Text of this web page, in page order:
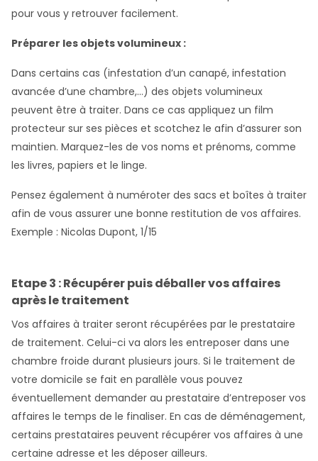
pour vous y retrouver facilement.
Préparer les objets volumineux :
Dans certains cas (infestation d’un canapé, infestation
avancée d’une chambre,...) des objets volumineux
peuvent être à traiter. Dans ce cas appliquez un film
protecteur sur ses pièces et scotchez le afin d’assurer son
maintien. Marquez-les de vos noms et prénoms, comme
les livres, papiers et le linge.
Pensez également à numéroter des sacs et boîtes à traiter
afin de vous assurer une bonne restitution de vos affaires.
Exemple : Nicolas Dupont, 1/15
Etape 3 : Récupérer puis déballer vos affaires
après le traitement
Vos affaires à traiter seront récupérées par le prestataire
de traitement. Celui-ci va alors les entreposer dans une
chambre froide durant plusieurs jours. Si le traitement de
votre domicile se fait en parallèle vous pouvez
éventuellement demander au prestataire d’entreposer vos
affaires le temps de le finaliser. En cas de déménagement,
certains prestataires peuvent récupérer vos affaires à une
certaine adresse et les déposer ailleurs.